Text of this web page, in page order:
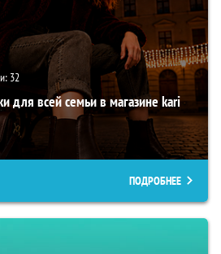
32
для всей семьи в магазине kari
ПОДРОБНЕЕ